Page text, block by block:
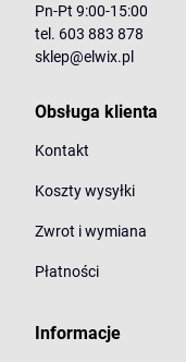
Pn-Pt 9:00-15:00
tel. 603 883 878
sklep@elwix.pl
Obsługa klienta
Kontakt
Koszty wysyłki
Zwrot i wymiana
Płatności
Informacje